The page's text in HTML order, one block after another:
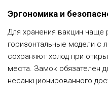
Эргономика и
Для хранения вакцин чаще
горизонтальные модели с
сохраняют холод при
места. Замок обязателен
несанкционированного